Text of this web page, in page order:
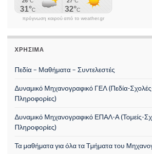
πρόγνωση καιρού από το weather.gr
ΧΡΉΣΙΜΑ
Πεδία – Μαθήματα – Συντελεστές
Δυναμικό Μηχανογραφικό ΓΕΛ (Πεδία-
Πληροφορίες)
Δυναμικό Μηχανογραφικό ΕΠΑΛ-Α (Τομείς-
Πληροφορίες)
Τα μαθήματα για όλα τα Τμήματα του